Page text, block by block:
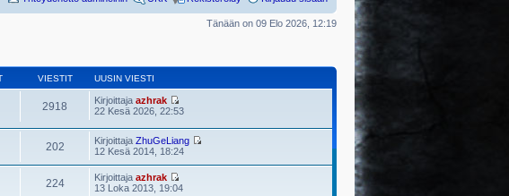
Tänään on 09 Elo 2026, 12:19
VIESTIT UUSIN VIESTI
2918 Kirjoittaja azhrak
22 Kesä 2026, 22:53
202 Kirjoittaja ZhuGeLiang
12 Kesä 2014, 18:24
224 Kirjoittaja azhrak
13 Loka 2013, 19:04